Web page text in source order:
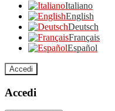
Italiano
English
Deutsch
Français
Español
Accedi
Accedi